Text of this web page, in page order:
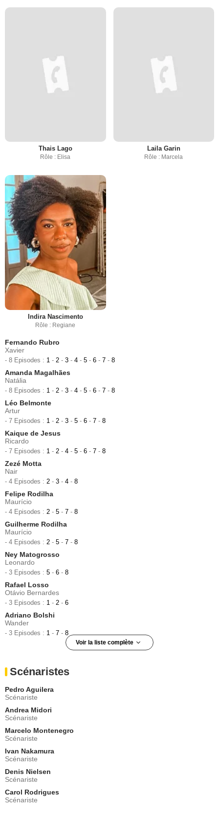
Thais Lago
Rôle : Elisa
Laila Garin
Rôle : Marcela
Indira Nascimento
Rôle : Regiane
Fernando Rubro
Xavier
- 8 Episodes : 1 - 2 - 3 - 4 - 5 - 6 - 7 - 8
Amanda Magalhães
Natália
- 8 Episodes : 1 - 2 - 3 - 4 - 5 - 6 - 7 - 8
Léo Belmonte
Artur
- 7 Episodes : 1 - 2 - 3 - 5 - 6 - 7 - 8
Kaique de Jesus
Ricardo
- 7 Episodes : 1 - 2 - 4 - 5 - 6 - 7 - 8
Zezé Motta
Nair
- 4 Episodes : 2 - 3 - 4 - 8
Felipe Rodilha
Maurício
- 4 Episodes : 2 - 5 - 7 - 8
Guilherme Rodilha
Maurício
- 4 Episodes : 2 - 5 - 7 - 8
Ney Matogrosso
Leonardo
- 3 Episodes : 5 - 6 - 8
Rafael Losso
Otávio Bernardes
- 3 Episodes : 1 - 2 - 6
Adriano Bolshi
Wander
- 3 Episodes : 1 - 7 - 8
Voir la liste complète
- 2 Episodes :1-5
Laís
- 2 Episodes :
Roberta Calza
Ivana
- 2 Episodes :3-8
Silvio Guindane
Elano
- 2 Episodes :
Teka Romualdo
Larissa
- 2 Episodes :5-7
Michel Waisman
Scénaristes
Pedro Aguilera
Scénariste
Andrea Midori
Scénariste
Marcelo Montenegro
Scénariste
Ivan Nakamura
Scénariste
Denis Nielsen
Scénariste
Carol Rodrigues
Scénariste